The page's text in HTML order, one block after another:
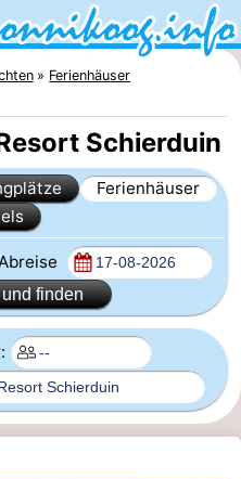
Ferienhäuser
Schierduin
Ferienhäuser
finden